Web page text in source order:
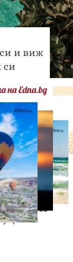
и виж
си
на Edna.bg
токчета
чанти? Gen Z
за